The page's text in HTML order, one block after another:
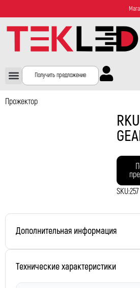
Получить предложение
Прожектор
SKU:257
Дополнительная информация
Технические характеристики